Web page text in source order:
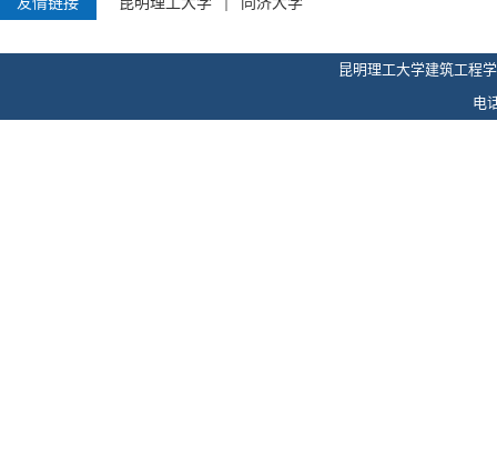
昆明理工大学建筑工程
电